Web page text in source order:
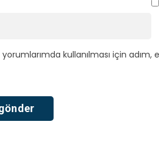
kullanılması için